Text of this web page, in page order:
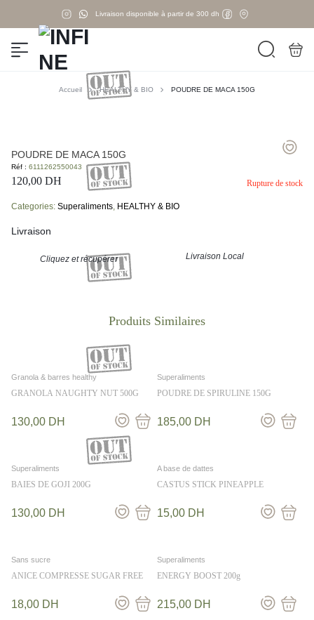
Livraison disponible à partir de 300 dh
Accueil HEALTHY & BIO POUDRE DE MACA 150G
POUDRE DE MACA 150G
Réf : 6111262550043
120,00 DH Rupture de stock
Categories: Superaliments, HEALTHY & BIO
Livraison
Cliquez et récupérer Livraison Local
Granola & barres healthy
GRANOLA NAUGHTY NUT 500G
130,00 DH
Superaliments
POUDRE DE SPIRULINE 150G
185,00 DH
Superaliments
BAIES DE GOJI 200G
130,00 DH
A base de dattes
CASTUS STICK PINEAPPLE
15,00 DH
Sans sucre
ANICE COMPRESSE SUGAR FREE
18,00 DH
Superaliments
ENERGY BOOST 200g
215,00 DH